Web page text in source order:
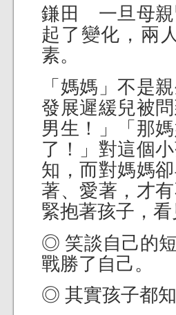
鎌田 一旦母親
起了變化，兩
素。
「媽媽」不是
發展遲緩兒被
男生！」「那
了！」對這個
知，而對媽媽
著、愛著，才
緊抱著孩子，看
◎ 笑談自己的
戰勝了自己。
◎ 其實孩子都